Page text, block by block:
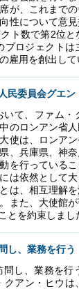
が、これまで
性について意
ト数で第2位
ロジェクト
雇用を創出して
民委員会グエ
て、ファム・
のロンアン省
使は、ロンア
、兵庫県、神
を行っている
は依然として
は、相互理解
また、大使館
とを約束しまし
し、業務を行う
し、業務を行
アン・ヒウ